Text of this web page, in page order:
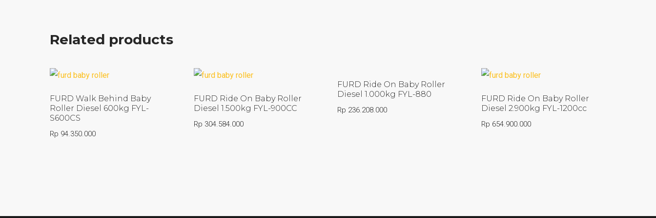
Related products
FURD Walk Behind Baby
Roller Diesel 600kg FYL-
S600CS
Rp 94.350.000
FURD Ride On Baby Roller
Diesel 1.500kg FYL-900CC
Rp 304.584.000
FURD Ride On Baby Roller
Diesel 1.000kg FYL-880
Rp 236.208.000
FURD Ride On Baby Roller
Diesel 2.900kg FYL-1200cc
Rp 654.900.000